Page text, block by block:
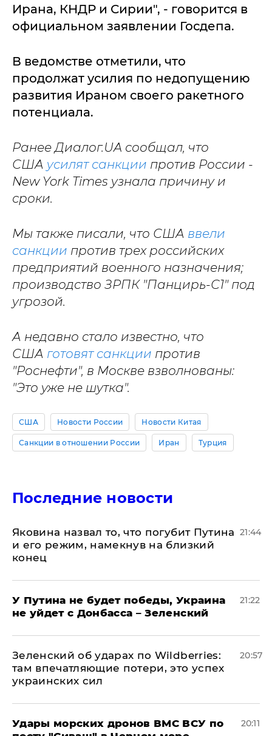
Ирана, КНДР и Сирии", - говорится в
официальном заявлении Госдепа.
В ведомстве отметили, что
продолжат усилия по недопущению
развития Ираном своего ракетного
потенциала.
Ранее Диалог.UA сообщал, что
США усилят санкции против России -
New York Times узнала причину и
сроки.
Мы также писали, что США ввели
санкции против трех российских
предприятий военного назначения;
производство ЗРПК "Панцирь-С1" под
угрозой.
А недавно стало известно, что
США готовят санкции против
"Роснефти", в Москве взволнованы:
"Это уже не шутка".
США Новости России Новости Китая
Санкции в отношении России Иран Турция
Последние новости
Яковина назвал то, что погубит Путина
и его режим, намекнув на близкий
конец
21:44
У Путина не будет победы, Украина
не уйдет с Донбасса – Зеленский
21:22
Зеленский об ударах по Wildberries:
там впечатляющие потери, это успех
украинских сил
20:57
Удары морских дронов ВМС ВСУ по
20:11